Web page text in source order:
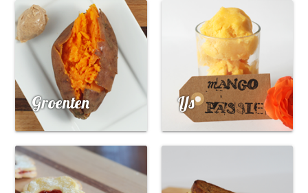
Groenten IJs